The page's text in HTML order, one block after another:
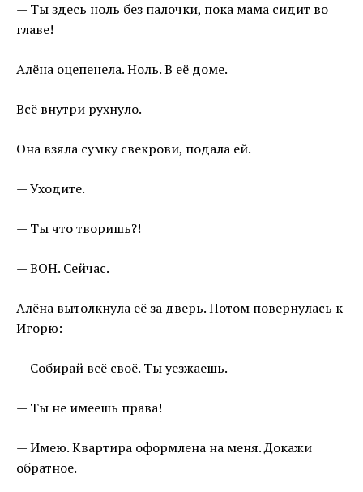
— Ты здесь ноль без палочки, пока мама сидит во
главе!
Алёна оцепенела. Ноль. В её доме.
Всё внутри рухнуло.
Она взяла сумку свекрови, подала ей.
— Уходите.
— Ты что творишь?!
— ВОН. Сейчас.
Алёна вытолкнула её за дверь. Потом повернулась к
Игорю:
— Собирай всё своё. Ты уезжаешь.
— Ты не имеешь права!
— Имею. Квартира оформлена на меня. Докажи
обратное.